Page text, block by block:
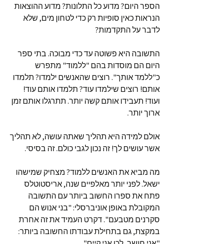
הספר היום? מדוע כל התלונות? מדוע ההוצאות
הנראות כאין סופיות רק כדי לטחון מים, שלא
לדבר על התקדמות?
התשובה היא פשוטה עד כדי מבוכה. בתי ספר
היום הם מוסדות בהם "ללמוד" מתפרש
כ"ללמד אותך". רוצים שהאנשים ילמדו? תלמדו
אותם! רוצים שילמדו עוד? תלמדו אותם עוד!
ועוד! תעבידו אותם קשה יותר. תתרגלו אותם זמן
ארוך יותר.
אולם למידה היא תהליך שאתה עושה, לא תהליך
אשר עושים לך! זה נכון לגבי כולם. זה בסיסי.
מה מביא את האנשים ללמוד? מצחיק שמישהו
ישאל. לפני יותר מאלפיים שנה, אריסטוטלס
פתח את ספרו החשוב ביותר עם התשובה
המקובלת באופן אוניברסלי: "בני אנוש הם
סקרנים מטבעם". דקרט העמיד את זה אחרת
במקצת, גם בתחילת עבודתו החשובה ביותר: